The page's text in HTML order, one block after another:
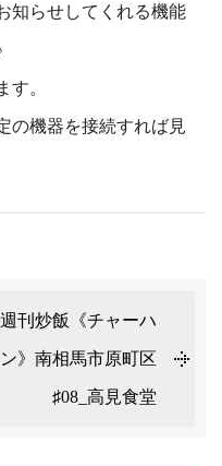
知らせしてくれる機能
す。
の機器を接続すれば見
週刊炒飯《チャーハ
ン》南相馬市原町区
♯08_高見食堂